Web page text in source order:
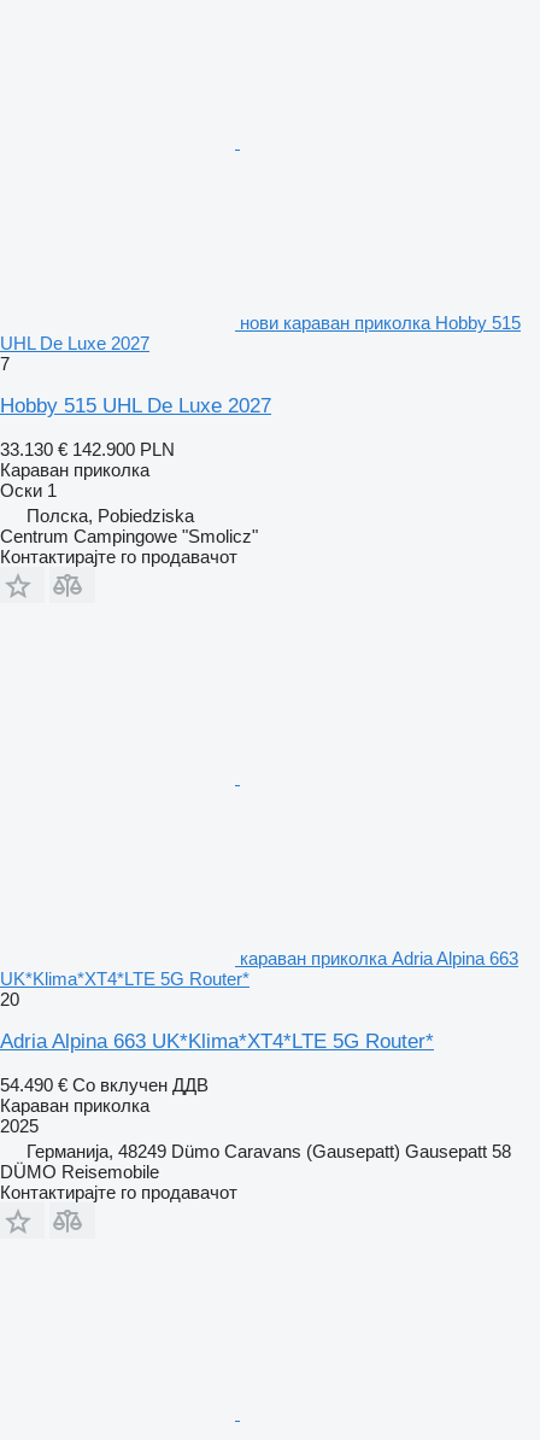
нови караван приколка Hobby 515
UHL De Luxe 2027
7
Hobby 515 UHL De Luxe 2027
33.130 € 142.900 PLN
Караван приколка
Оски 1
Полска, Pobiedziska
Centrum Campingowe "Smolicz"
Контактирајте го продавачот
караван приколка Adria Alpina 663
UK*Klima*XT4*LTE 5G Router*
20
Adria Alpina 663 UK*Klima*XT4*LTE 5G Router*
54.490 € Со вклучен ДДВ
Караван приколка
2025
Германија, 48249 Dümo Caravans (Gausepatt) Gausepatt 58
DÜMO Reisemobile
Контактирајте го продавачот